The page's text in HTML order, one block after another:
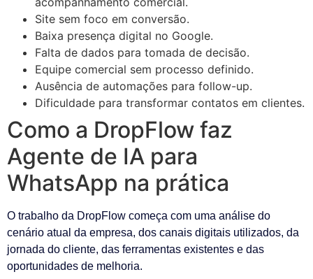
Site sem foco em conversão.
Baixa presença digital no Google.
Falta de dados para tomada de decisão.
Equipe comercial sem processo definido.
Ausência de automações para follow-up.
Dificuldade para transformar contatos em clientes.
Como a DropFlow faz
Agente de IA para
WhatsApp na prática
O trabalho da DropFlow começa com uma análise do
cenário atual da empresa, dos canais digitais utilizados, da
jornada do cliente, das ferramentas existentes e das
oportunidades de melhoria.